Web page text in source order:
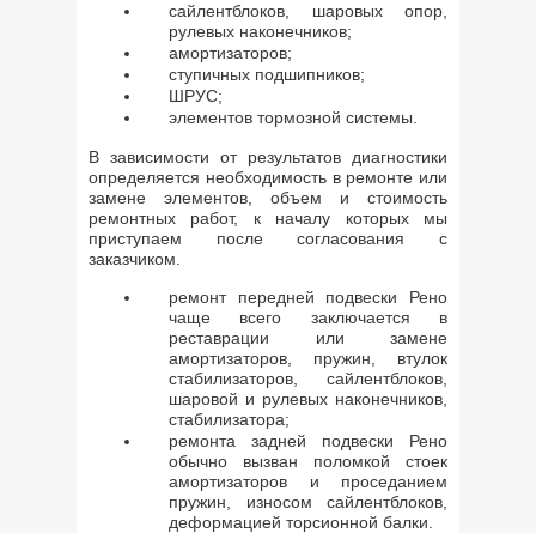
сайлентблоков, шаровых опор,
рулевых наконечников;
амортизаторов;
ступичных подшипников;
ШРУС;
элементов тормозной системы.
В зависимости от результатов диагностики
определяется необходимость в ремонте или
замене элементов, объем и стоимость
ремонтных работ, к началу которых мы
приступаем после согласования с
заказчиком.
ремонт передней подвески Рено
чаще всего заключается в
реставрации или замене
амортизаторов, пружин, втулок
стабилизаторов, сайлентблоков,
шаровой и рулевых наконечников,
стабилизатора;
ремонта задней подвески Рено
обычно вызван поломкой стоек
амортизаторов и проседанием
пружин, износом сайлентблоков,
деформацией торсионной балки.